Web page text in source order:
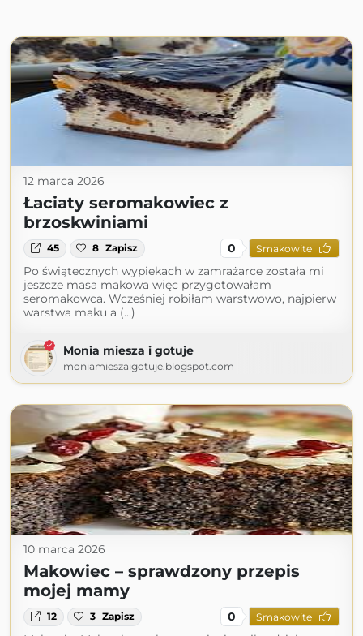
12 marca 2026
Łaciaty seromakowiec z
brzoskwiniami
45 8 Zapisz 0 Smakowite
Po świątecznych wypiekach w zamrażarce została mi
jeszcze masa makowa więc przygotowałam
seromakowca. Wcześniej robiłam warstwowo, najpierw
warstwa maku a (...)
Monia miesza i gotuje
moniamieszaigotuje.blogspot.com
10 marca 2026
Makowiec – sprawdzony przepis
mojej mamy
12 3 Zapisz 0 Smakowite